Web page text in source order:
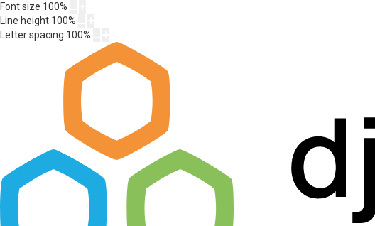
Font size 100%
Line height 100%
Letter spacing 100%